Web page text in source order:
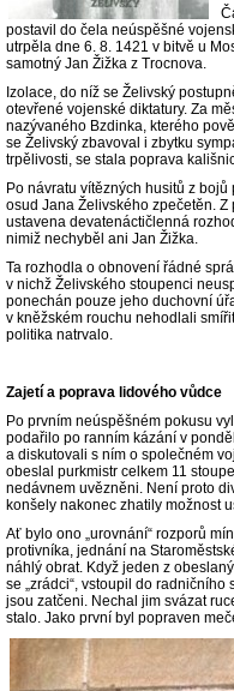
postavil do čela neúspěšné
utrpěla dne 6. 8. 1421 v bitvě u
samotný Jan Žižka z Trocnova.
Izolace, do níž se Želivský
otevřené vojenské diktatury. Za
nazývaného Bzdinka, kterého
se Želivský zbavoval i zbytku
trpělivosti, se stala poprava
Po návratu vítězných husitů z
osud Jana Želivského zpečetěn.
ustavena devatenáctičlenná
nimiž nechyběl ani Jan Žižka.
Ta rozhodla o obnovení řádné
v nichž Želivského stoupenci
ponechán pouze jeho duchovní
v kněžském rouchu nehodlali
politika natrvalo.
Zajetí a poprava lidového vůdce
Po prvním neúspěšném pokusu
podařilo po ranním kázání v
a diskutovali s ním o společném
obeslal purkmistr celkem 11
nedávnem uvězněni. Není proto
konšely nakonec zhatily možnost
Ať bylo ono „urovnání“ rozporů
protivníka, jednání na
náhlý obrat. Když jeden z
se „zrádci“, vstoupil do
jsou zatčeni. Nechal jim svázat
stalo. Jako první byl popraven